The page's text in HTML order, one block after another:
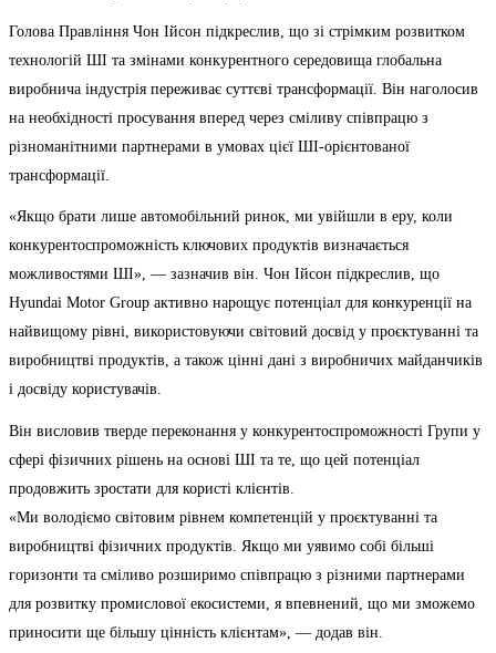
Голова Правління Чон Ійсон підкреслив, що зі стрімким розвитком
технологій ШІ та змінами конкурентного середовища глобальна
виробнича індустрія переживає суттєві трансформації. Він наголосив
на необхідності просування вперед через сміливу співпрацю з
різноманітними партнерами в умовах цієї ШІ-орієнтованої
трансформації.
«Якщо брати лише автомобільний ринок, ми увійшли в еру, коли
конкурентоспроможність ключових продуктів визначається
можливостями ШІ», — зазначив він. Чон Ійсон підкреслив, що
Hyundai Motor Group активно нарощує потенціал для конкуренції на
найвищому рівні, використовуючи світовий досвід у проєктуванні та
виробництві продуктів, а також цінні дані з виробничих майданчиків
і досвіду користувачів.
Він висловив твердe переконання у конкурентоспроможності Групи у
сфері фізичних рішень на основі ШІ та те, що цей потенціал
продовжить зростати для користі клієнтів.
«Ми володіємо світовим рівнем компетенцій у проєктуванні та
виробництві фізичних продуктів. Якщо ми уявимо собі більші
горизонти та сміливо розширимо співпрацю з різними партнерами
для розвитку промислової екосистеми, я впевнений, що ми зможемо
приносити ще більшу цінність клієнтам», — додав він.